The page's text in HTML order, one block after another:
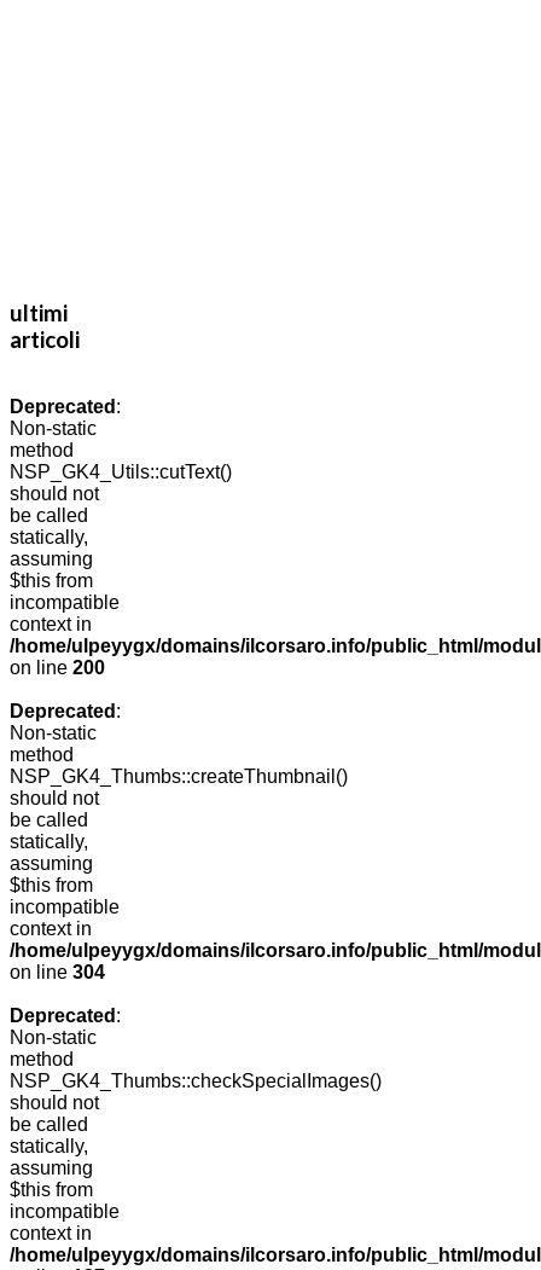
ultimi
articoli
Deprecated :
Non-static
method
NSP_GK4_Utils::cutText()
should not
be called
statically,
assuming
$this from
incompatible
context in
/home/ulpeyygx/domains/ilcorsaro.info/public_html/
on line 200
Deprecated :
Non-static
method
NSP_GK4_Thumbs::createThumbnail()
should not
be called
statically,
assuming
$this from
incompatible
context in
/home/ulpeyygx/domains/ilcorsaro.info/public_html/
on line 304
Deprecated :
Non-static
method
NSP_GK4_Thumbs::checkSpecialImages()
should not
be called
statically,
assuming
$this from
incompatible
context in
/home/ulpeyygx/domains/ilcorsaro.info/public_html/